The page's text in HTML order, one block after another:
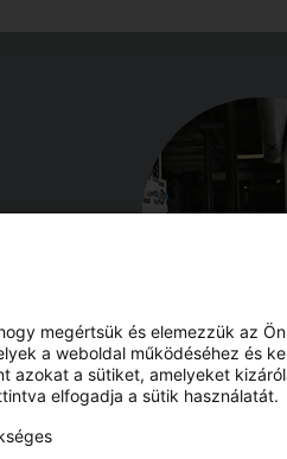
megértsük és elemezzük az
a weboldal működéséhez és
azokat a sütiket, amelyeket
elfogadja a sütik használatát.